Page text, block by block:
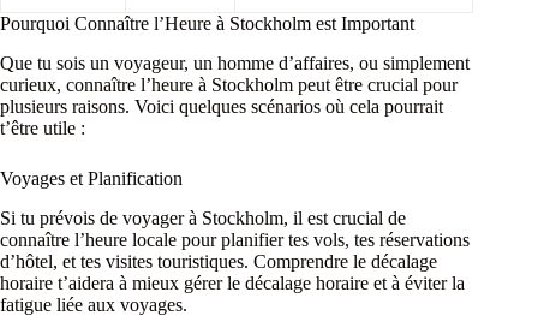
Pourquoi Connaître l’Heure à Stockholm est Important
Que tu sois un voyageur, un homme d’affaires, ou simplement
curieux, connaître l’heure à Stockholm peut être crucial pour
plusieurs raisons. Voici quelques scénarios où cela pourrait
t’être utile :
Voyages et Planification
Si tu prévois de voyager à Stockholm, il est crucial de
connaître l’heure locale pour planifier tes vols, tes réservations
d’hôtel, et tes visites touristiques. Comprendre le décalage
horaire t’aidera à mieux gérer le décalage horaire et à éviter la
fatigue liée aux voyages.